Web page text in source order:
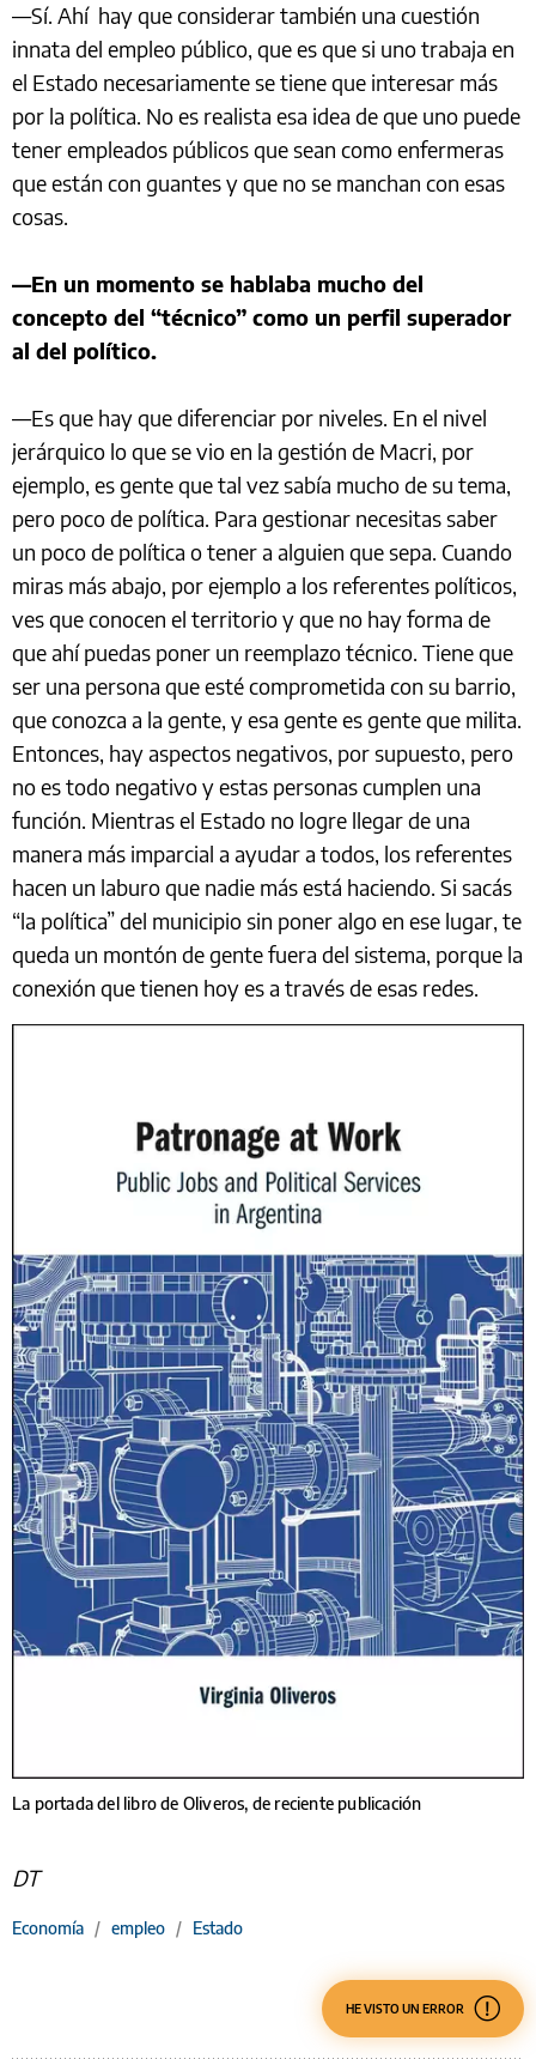
—Sí. Ahí hay que considerar también una cuestión
innata del empleo público, que es que si uno trabaja en
el Estado necesariamente se tiene que interesar más
por la política. No es realista esa idea de que uno puede
tener empleados públicos que sean como enfermeras
que están con guantes y que no se manchan con esas
cosas.
—En un momento se hablaba mucho del
concepto del “técnico” como un perfil superador
al del político.
—Es que hay que diferenciar por niveles. En el nivel
jerárquico lo que se vio en la gestión de Macri, por
ejemplo, es gente que tal vez sabía mucho de su tema,
pero poco de política. Para gestionar necesitas saber
un poco de política o tener a alguien que sepa. Cuando
miras más abajo, por ejemplo a los referentes políticos,
ves que conocen el territorio y que no hay forma de
que ahí puedas poner un reemplazo técnico. Tiene que
ser una persona que esté comprometida con su barrio,
que conozca a la gente, y esa gente es gente que milita.
Entonces, hay aspectos negativos, por supuesto, pero
no es todo negativo y estas personas cumplen una
función. Mientras el Estado no logre llegar de una
manera más imparcial a ayudar a todos, los referentes
hacen un laburo que nadie más está haciendo. Si sacás
“la política” del municipio sin poner algo en ese lugar, te
queda un montón de gente fuera del sistema, porque la
conexión que tienen hoy es a través de esas redes.
La portada del libro de Oliveros, de reciente publicación
DT
Economía / empleo / Estado
HE VISTO UN ERROR